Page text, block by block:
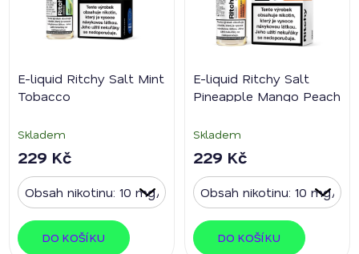
E-liquid Ritchy Salt Mint
Tobacco
Skladem
229 Kč
DO KOŠÍKU
E-liquid Ritchy Salt
Pineapple Mango Peach
Skladem
229 Kč
DO KOŠÍKU